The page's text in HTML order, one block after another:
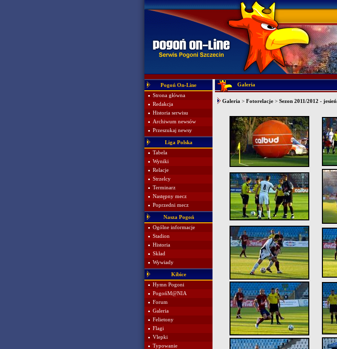
Pogoń On-Line
Strona główna
Redakcja
Historia serwisu
Archiwum newsów
Przeszukaj newsy
Liga Polska
Tabela
Wyniki
Relacje
Strzelcy
Terminarz
Następny mecz
Poprzedni mecz
Nasza Pogoń
Ogólne informacje
Stadion
Historia
Skład
Wywiady
Kibice
Hymn Pogoni
PogońM@NIA
Forum
Galeria
Felietony
Flagi
Vlepki
Typowanie
Galeria
Galeria > Fotorelacje > Sezon 2011/2012 - jesień